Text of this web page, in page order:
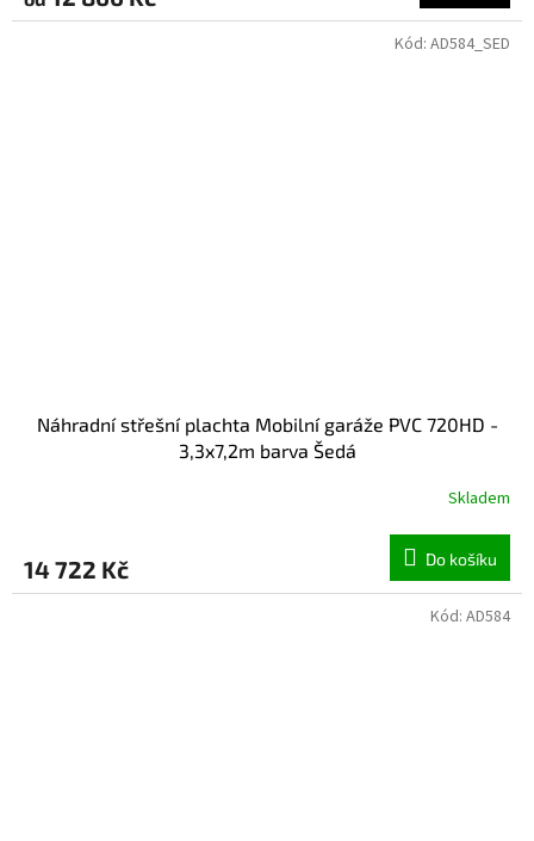
Náhradní střešní plachta Mobilní garáže PVC 720HD -
3,3x7,2m barva Šedá
Skladem
14 722 Kč Do košíku
Kód: AD584_SED
Kód: AD584